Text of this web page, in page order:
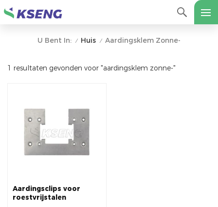
U Bent In: / Huis / Aardingsklem Zonne-
1 resultaten gevonden voor "aardingsklem zonne-"
Aardingsclips voor
roestvrijstalen